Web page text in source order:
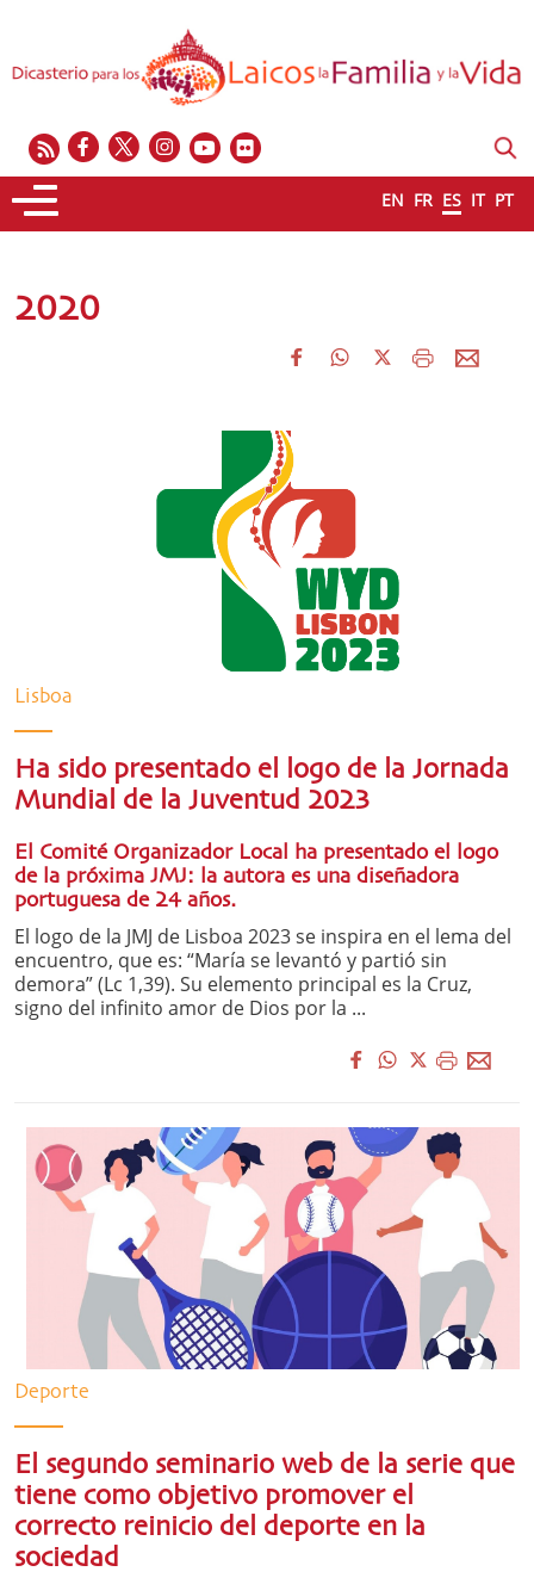
EN FR ES IT PT
2020
Lisboa
Ha sido presentado el logo de la Jornada
Mundial de la Juventud 2023
El Comité Organizador Local ha presentado el logo
de la próxima JMJ: la autora es una diseñadora
portuguesa de 24 años.
El logo de la JMJ de Lisboa 2023 se inspira en el lema del
encuentro, que es: “María se levantó y partió sin
demora” (Lc 1,39). Su elemento principal es la Cruz,
signo del infinito amor de Dios por la ...
Deporte
El segundo seminario web de la serie que
tiene como objetivo promover el
correcto reinicio del deporte en la
sociedad